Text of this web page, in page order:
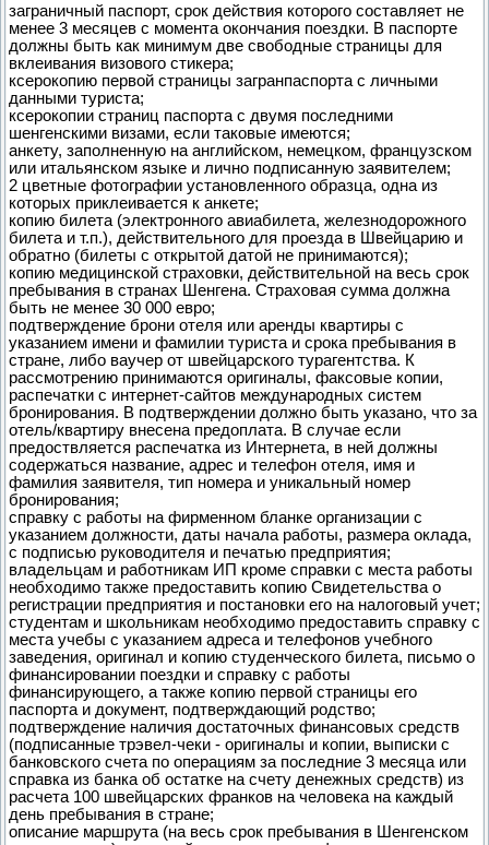
заграничный паспорт, срок действия которого составляет не
менее 3 месяцев с момента окончания поездки. В паспорте
должны быть как минимум две свободные страницы для
вклеивания визового стикера;
ксерокопию первой страницы загранпаспорта с личными
данными туриста;
ксерокопии страниц паспорта с двумя последними
шенгенскими визами, если таковые имеются;
анкету, заполненную на английском, немецком, французском
или итальянском языке и лично подписанную заявителем;
2 цветные фотографии установленного образца, одна из
которых приклеивается к анкете;
копию билета (электронного авиабилета, железнодорожного
билета и т.п.), действительного для проезда в Швейцарию и
обратно (билеты с открытой датой не принимаются);
копию медицинской страховки, действительной на весь срок
пребывания в странах Шенгена. Страховая сумма должна
быть не менее 30 000 евро;
подтверждение брони отеля или аренды квартиры с
указанием имени и фамилии туриста и срока пребывания в
стране, либо ваучер от швейцарского турагентства. К
рассмотрению принимаются оригиналы, факсовые копии,
распечатки с интернет-сайтов международных систем
бронирования. В подтверждении должно быть указано, что за
отель/квартиру внесена предоплата. В случае если
предоствляется распечатка из Интернета, в ней должны
содержаться название, адрес и телефон отеля, имя и
фамилия заявителя, тип номера и уникальный номер
бронирования;
справку с работы на фирменном бланке организации с
указанием должности, даты начала работы, размера оклада,
с подписью руководителя и печатью предприятия;
владельцам и работникам ИП кроме справки с места работы
необходимо также предоставить копию Свидетельства о
регистрации предприятия и постановки его на налоговый учет;
студентам и школьникам необходимо предоставить справку с
места учебы с указанием адреса и телефонов учебного
заведения, оригинал и копию студенческого билета, письмо о
финансировании поездки и справку с работы
финансирующего, а также копию первой страницы его
паспорта и документ, подтверждающий родство;
подтверждение наличия достаточных финансовых средств
(подписанные трэвел-чеки - оригиналы и копии, выписки с
банковского счета по операциям за последние 3 месяца или
справка из банка об остатке на счету денежных средств) из
расчета 100 швейцарских франков на человека на каждый
день пребывания в стране;
описание маршрута (на весь срок пребывания в Шенгенском